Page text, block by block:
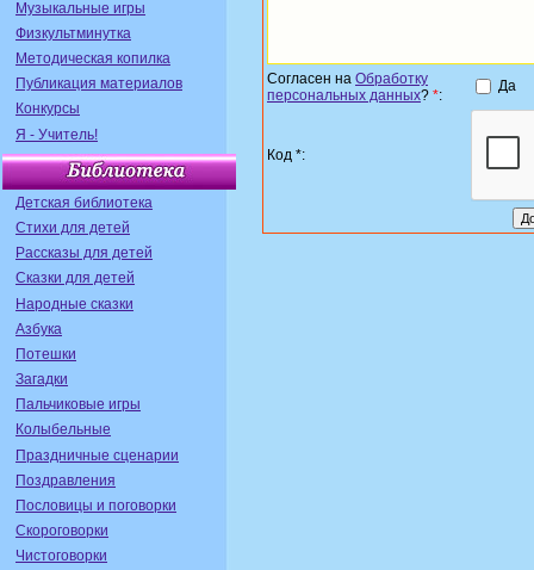
Музыкальные игры
Физкультминутка
Методическая копилка
Публикация материалов
Конкурсы
Я - Учитель!
Детская библиотека
Стихи для детей
Рассказы для детей
Сказки для детей
Народные сказки
Азбука
Потешки
Загадки
Пальчиковые игры
Колыбельные
Праздничные сценарии
Поздравления
Пословицы и поговорки
Скороговорки
Чистоговорки
Согласен на Обработку
персональных данных? *:
Да
Код *: